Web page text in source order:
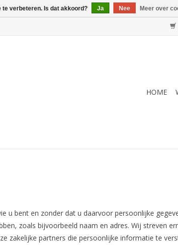
HOME
u bent en zonder dat u daarvoor persoonlijke
zoals bijvoorbeeld naam en adres. Wij streven
zakelijke partners die persoonlijke informatie te
te verbeteren. Is dat akkoord? Ja Nee Meer over